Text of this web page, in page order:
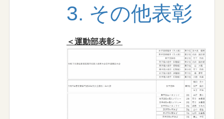
3. その他表彰
＜運動部表彰＞